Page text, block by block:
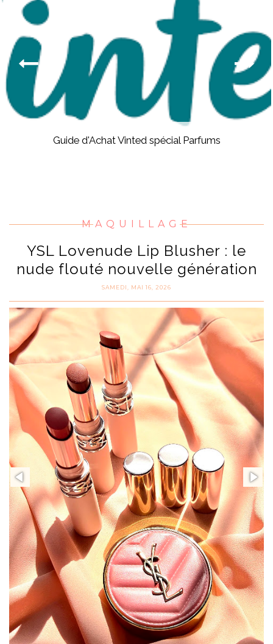
Guide d'Achat Vinted spécial Parfums
MAQUILLAGE
YSL Lovenude Lip Blusher : le
nude flouté nouvelle génération
SAMEDI, MAI 16, 2026